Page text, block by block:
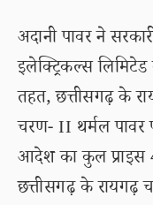
अदानी पावर ने
इलेक्ट्रिकल्स
तहत, छत्तीसगढ़ के
चरण- II थर्मल पावर
आदेश का कुल प्राइस
छत्तीसगढ़ के रायगढ़